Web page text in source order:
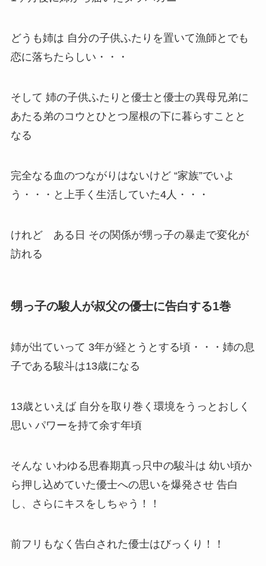
どうも姉は 自分の子供ふたりを置いて漁師とでも
恋に落ちたらしい・・・
そして 姉の子供ふたりと優士と優士の異母兄弟に
あたる弟のコウとひとつ屋根の下に暮らすことと
なる
完全なる血のつながりはないけど “家族”でいよ
う・・・と上手く生活していた4人・・・
けれど ある日 その関係が甥っ子の暴走で変化が
訪れる
甥っ子の駿人が叔父の優士に告白する1巻
姉が出ていって 3年が経とうとする頃・・・姉の息
子である駿斗は13歳になる
13歳といえば 自分を取り巻く環境をうっとおしく
思い パワーを持て余す年頃
そんな いわゆる思春期真っ只中の駿斗は 幼い頃か
ら押し込めていた優士への思いを爆発させ 告白
し、さらにキスをしちゃう！！
前フリもなく告白された優士はびっくり！！